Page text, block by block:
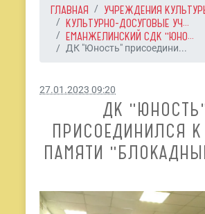
ГЛАВНАЯ
УЧРЕЖДЕНИЯ
КУЛЬТУРНО-ДОСУГОВЫЕ УЧ...
ЕМАНЖЕЛИНСКИЙ СДК "ЮНО...
ДК "Юность" присоедини...
27.01.2023 09:20
ДК
ПРИСОЕДИНИЛСЯ
ПАМЯТИ